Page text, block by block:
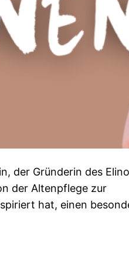
der Gründerin des
der Altenpflege zur
hat, einen